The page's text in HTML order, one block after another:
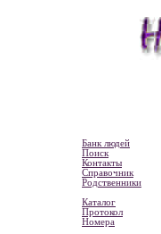
Банк людей
Поиск
Контакты
Справочник
Родственники
Каталог
Протокол
Номера